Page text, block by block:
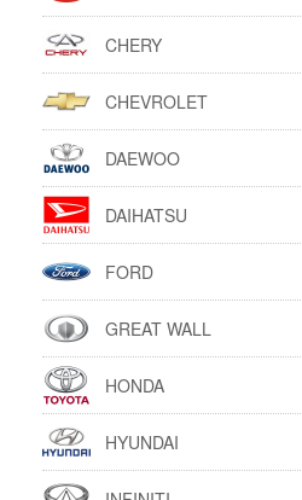
CHERY
CHEVROLET
DAEWOO
DAIHATSU
FORD
GREAT WALL
HONDA
HYUNDAI